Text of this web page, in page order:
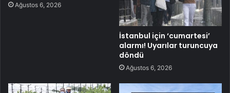
Ağustos 6, 2026
İstanbul için ‘cumartesi’
alarmı! Uyarılar turuncuya
döndü
Ağustos 6, 2026